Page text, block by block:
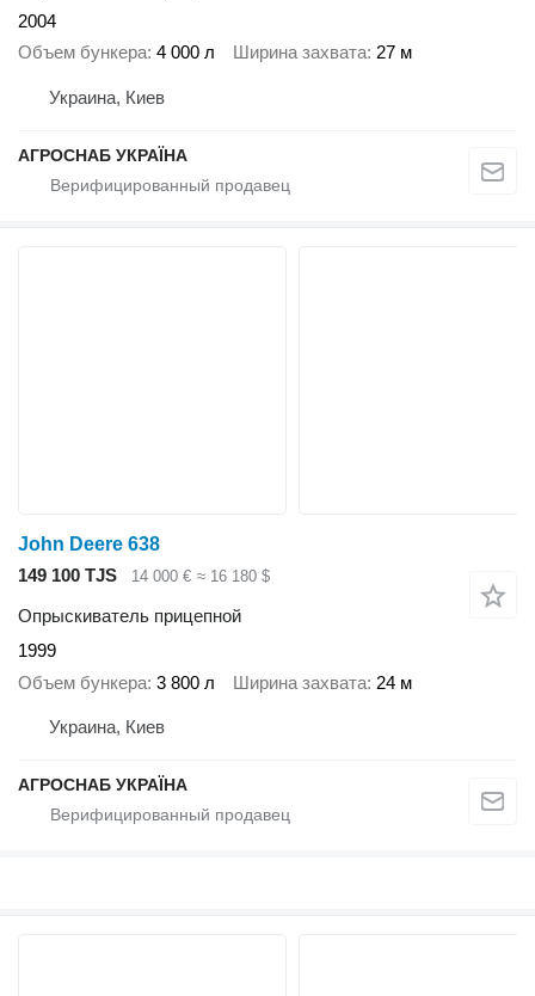
2004
Объем бункера 4 000 л Ширина захвата 27 м
Украина, Киев
АГРОСНАБ УКРАЇНА
John Deere 638
149 100 TJS
14 000 € ≈ 16 180 $
Опрыскиватель прицепной
1999
Объем бункера 3 800 л Ширина захвата 24 м
Украина, Киев
АГРОСНАБ УКРАЇНА